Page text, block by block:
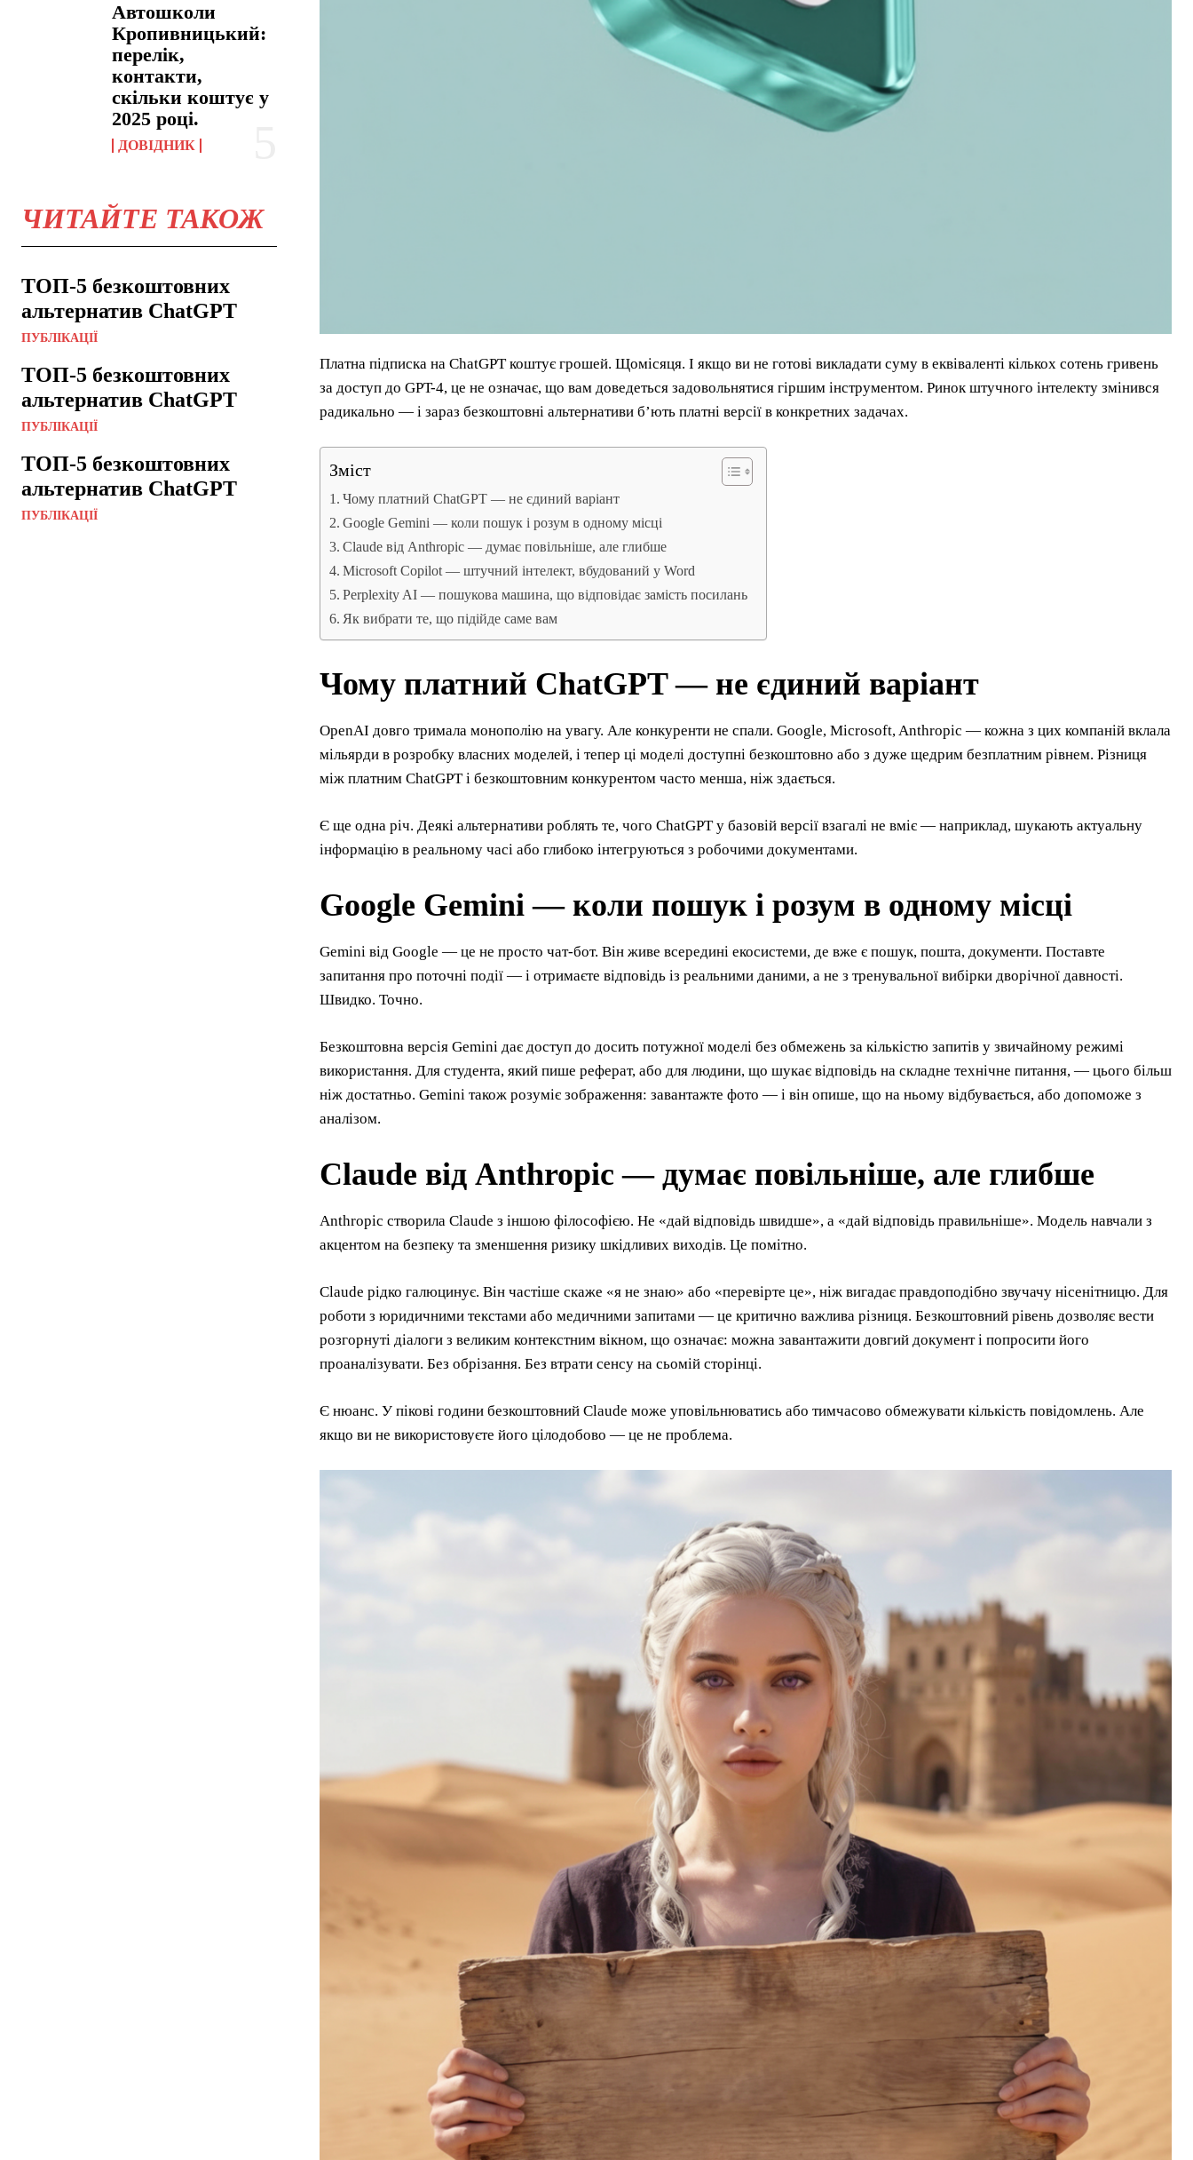
Автошколи
Кропивницький:
перелік,
контакти,
скільки коштує у
2025 році.
ДОВІДНИК
ЧИТАЙТЕ ТАКОЖ
ТОП-5 безкоштовних
альтернатив ChatGPT
ПУБЛІКАЦІЇ
ТОП-5 безкоштовних
альтернатив ChatGPT
ПУБЛІКАЦІЇ
ТОП-5 безкоштовних
альтернатив ChatGPT
ПУБЛІКАЦІЇ
Платна підписка на ChatGPT коштує грошей. Щомісяця. І якщо ви не готові викладати суму в еквіваленті кількох сотень гривень
за доступ до GPT-4, це не означає, що вам доведеться задовольнятися гіршим інструментом. Ринок штучного інтелекту змінився
радикально — і зараз безкоштовні альтернативи б’ють платні версії в конкретних задачах.
Зміст
Чому платний ChatGPT — не єдиний варіант
Google Gemini — коли пошук і розум в одному місці
Claude від Anthropic — думає повільніше, але глибше
Microsoft Copilot — штучний інтелект, вбудований у Word
Perplexity AI — пошукова машина, що відповідає замість посилань
Як вибрати те, що підійде саме вам
Чому платний ChatGPT — не єдиний варіант
OpenAI довго тримала монополію на увагу. Але конкуренти не спали. Google, Microsoft, Anthropic — кожна з цих компаній вклала
мільярди в розробку власних моделей, і тепер ці моделі доступні безкоштовно або з дуже щедрим безплатним рівнем. Різниця
між платним ChatGPT і безкоштовним конкурентом часто менша, ніж здається.
Є ще одна річ. Деякі альтернативи роблять те, чого ChatGPT у базовій версії взагалі не вміє — наприклад, шукають актуальну
інформацію в реальному часі або глибоко інтегруються з робочими документами.
Google Gemini — коли пошук і розум в одному місці
Gemini від Google — це не просто чат-бот. Він живе всередині екосистеми, де вже є пошук, пошта, документи. Поставте
запитання про поточні події — і отримаєте відповідь із реальними даними, а не з тренувальної вибірки дворічної давності.
Швидко. Точно.
Безкоштовна версія Gemini дає доступ до досить потужної моделі без обмежень за кількістю запитів у звичайному режимі
використання. Для студента, який пише реферат, або для людини, що шукає відповідь на складне технічне питання, — цього більш
ніж достатньо. Gemini також розуміє зображення: завантажте фото — і він опише, що на ньому відбувається, або допоможе з
аналізом.
Claude від Anthropic — думає повільніше, але глибше
Anthropic створила Claude з іншою філософією. Не «дай відповідь швидше», а «дай відповідь правильніше». Модель навчали з
акцентом на безпеку та зменшення ризику шкідливих виходів. Це помітно.
Claude рідко галюцинує. Він частіше скаже «я не знаю» або «перевірте це», ніж вигадає правдоподібно звучачу нісенітницю. Для
роботи з юридичними текстами або медичними запитами — це критично важлива різниця. Безкоштовний рівень дозволяє вести
розгорнуті діалоги з великим контекстним вікном, що означає: можна завантажити довгий документ і попросити його
проаналізувати. Без обрізання. Без втрати сенсу на сьомій сторінці.
Є нюанс. У пікові години безкоштовний Claude може уповільнюватись або тимчасово обмежувати кількість повідомлень. Але
якщо ви не використовуєте його цілодобово — це не проблема.